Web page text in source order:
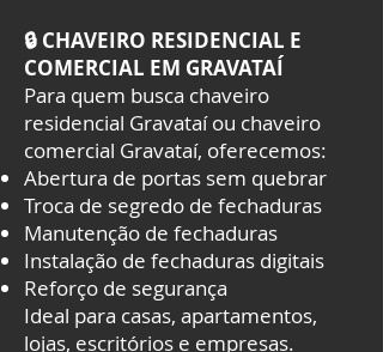
🔒 CHAVEIRO RESIDENCIAL E
COMERCIAL EM GRAVATAÍ
Para quem busca chaveiro
residencial Gravataí ou chaveiro
comercial Gravataí, oferecemos:
Abertura de portas sem quebrar
Troca de segredo de fechaduras
Manutenção de fechaduras
Instalação de fechaduras digitais
Reforço de segurança
Ideal para casas, apartamentos,
lojas, escritórios e empresas.